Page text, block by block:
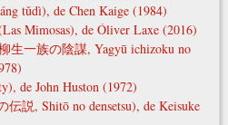
tǔdì), de Chen Kaige (1984)
Mimosas), de Óliver Laxe (2016)
生一族の陰謀, Yagyū ichizoku no
de John Huston (1972)
説, Shitō no densetsu), de Keisuke